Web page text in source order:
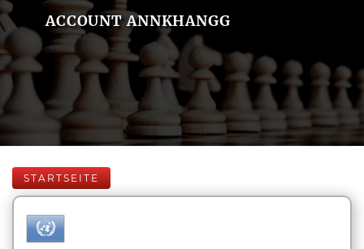
ACCOUNT ANNKHANGG
STARTSEITE